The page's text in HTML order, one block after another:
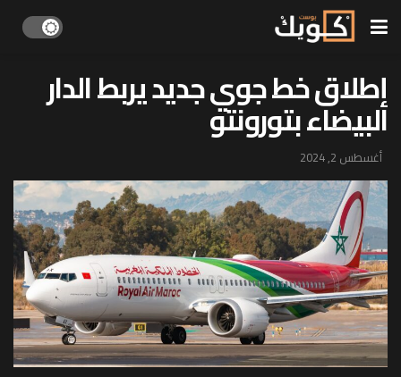
إطلاق خط جوي جديد یربط الدار
البیضاء بتورونتو
أغسطس 2, 2024